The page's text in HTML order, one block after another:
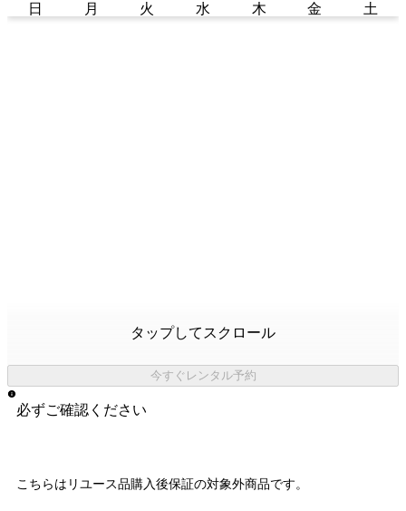
日 月 火 水 木 金 土
タップしてスクロール
今すぐレンタル予約
必ずご確認ください
こちらはリユース品購入後保証の対象外商品です。